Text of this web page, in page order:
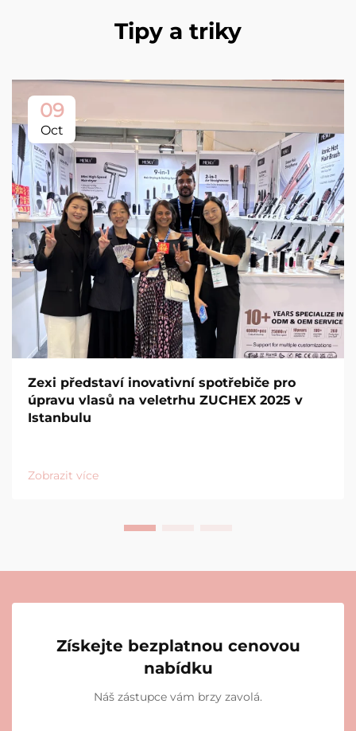
Tipy a triky
09
Oct
Zexi představí inovativní spotřebiče pro
úpravu vlasů na veletrhu ZUCHEX 2025 v
Istanbulu
Zobrazit více
Získejte bezplatnou cenovou
nabídku
Náš zástupce vám brzy zavolá.